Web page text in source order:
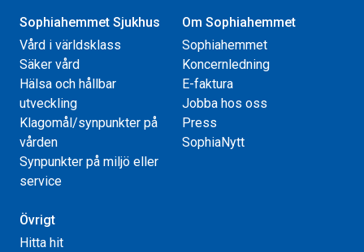
Sophiahemmet Sjukhus
Vård i världsklass
Säker vård
Hälsa och hållbar
utveckling
Klagomål/synpunkter på
vården
Synpunkter på miljö eller
service
Om Sophiahemmet
Sophiahemmet
Koncernledning
E-faktura
Jobba hos oss
Press
SophiaNytt
Övrigt
Hitta hit